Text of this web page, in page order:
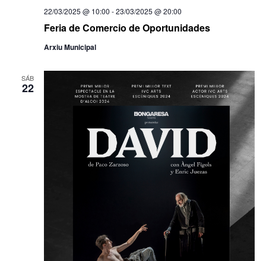
Feria de Comercio de Oportunidades
22/03/2025 @ 10:00 -23/03/2025 @ 20:00
Arxiu Municipal
SÁB
22